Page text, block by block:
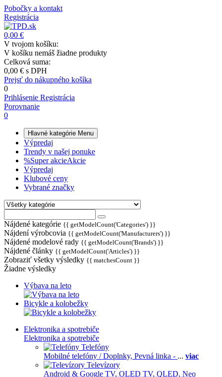
Pobočky a kontakt
Registrácia
0,00 €
V tvojom košíku:
V košíku nemáš žiadne produkty
Celková suma:
0,00 € s DPH
Prejsť do nákupného košíka
0
Prihlásenie Registrácia
Porovnanie
0
Hlavné kategórie Menu
Výpredaj
Trendy v našej ponuke
%Super akcieAkcie
Výpredaj
Klubové ceny
Vybrané značky
Nájdené kategórie {{ getModelCount('Categories') }}
Nájdení výrobcovia {{ getModelCount('Manufacturers') }}
Nájdené modelové rady {{ getModelCount('Brands') }}
Nájdené články {{ getModelCount('Articles') }}
Zobraziť všetky výsledky {{ matchesCount }}
Žiadne výsledky
Výbava na leto
Bicykle a kolobežky
Elektronika a spotrebiče
Elektronika a spotrebiče
Telefóny
Mobilné telefóny / Doplnky, Pevná linka - ... viac
Televízory
Android & Google TV, OLED TV, QLED, Neo